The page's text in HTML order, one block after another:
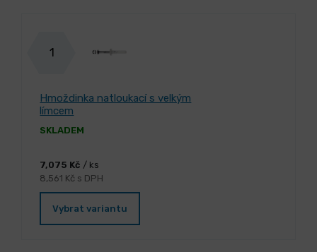
1
Hmoždinka natloukací s velkým
límcem
SKLADEM
7,075 Kč / ks
8,561 Kč s DPH
Vybrat variantu